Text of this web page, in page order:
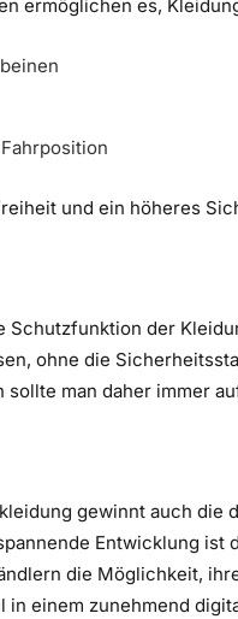
ermöglichen es,
und ein höheres
Schutzfunktion der
ohne die
man daher immer
gewinnt auch die
Entwicklung ist
die Möglichkeit,
einem zunehmend